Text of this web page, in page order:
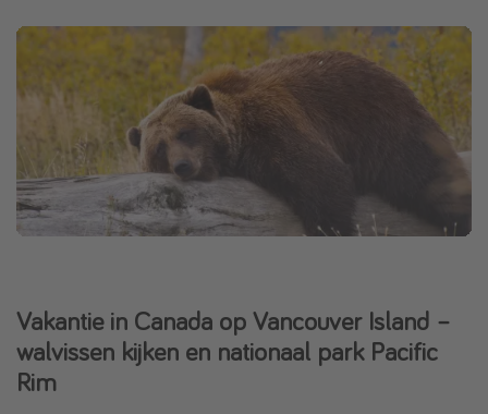
Vakantie in Canada op Vancouver Island –
walvissen kijken en nationaal park Pacific
Rim